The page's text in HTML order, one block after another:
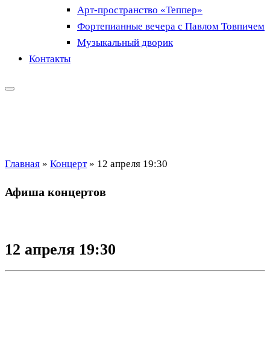
Арт-пространство «Теппер»
Фортепианные вечера с Павлом Товпичем
Музыкальный дворик
Контакты
Главная » Концерт » 12 апреля 19:30
Афиша концертов
12 апреля 19:30